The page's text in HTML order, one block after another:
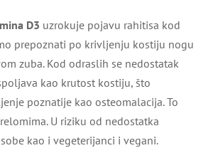
D3 uzrokuje pojavu rahitisa kod
prepoznati po krivljenju kostiju nogu
zuba. Kod odraslih se nedostatak
kao krutost kostiju, što
poznatije kao osteomalacija. To
U riziku od nedostatka
kao i vegeterijanci i vegani.